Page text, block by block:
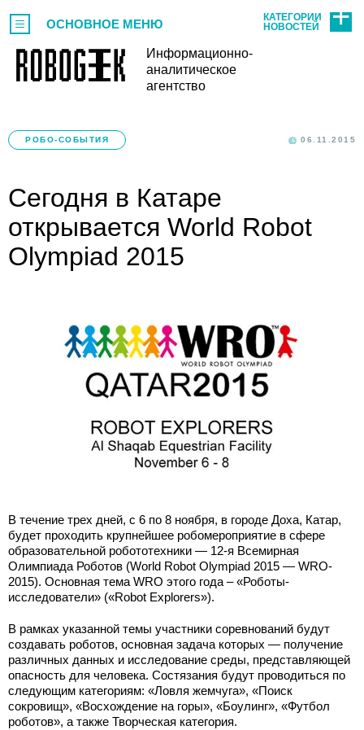
Информационно-
аналитическое
агентство
ОСНОВНОЕ МЕНЮ
КАТЕГОРИИ
НОВОСТЕЙ
РОБО-СОБЫТИЯ 06.11.2015
Сегодня в Катаре
открывается World Robot
Olympiad 2015
В течение трех дней, с 6 по 8 ноября, в городе Доха, Катар,
будет проходить крупнейшее робомероприятие в сфере
образовательной робототехники — 12-я Всемирная
Олимпиада Роботов (World Robot Olympiad 2015 — WRO-
2015). Основная тема WRO этого года – «Роботы-
исследователи» («Robot Explorers»).
В рамках указанной темы участники соревнований будут
создавать роботов, основная задача которых — получение
различных данных и исследование среды, представляющей
опасность для человека. Состязания будут проводиться по
следующим категориям: «Ловля жемчуга», «Поиск
сокровищ», «Восхождение на горы», «Боулинг», «Футбол
роботов», а также Творческая категория.